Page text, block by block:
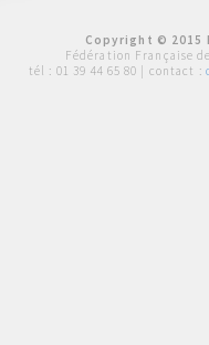
Copyright © 2015
Fédération Française
tél : 01 39 44 65 80 | contact :